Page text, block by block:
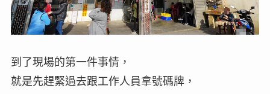
到了現場的第一件事情，
就是先趕緊過去跟工作人員拿號碼牌，